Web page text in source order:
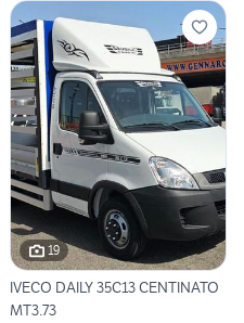
19
IVECO DAILY 35C13 CENTINATO
MT3.73